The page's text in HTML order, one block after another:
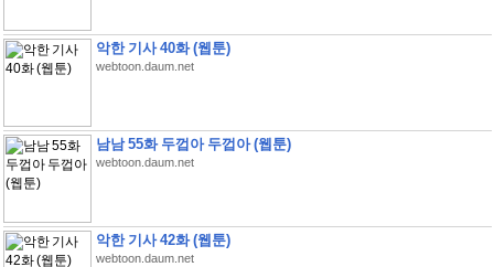
악한 기사 40화 (웹툰)
webtoon.daum.net
남남 55화 두껍아 두껍아 (웹툰)
webtoon.daum.net
악한 기사 42화 (웹툰)
webtoon.daum.net